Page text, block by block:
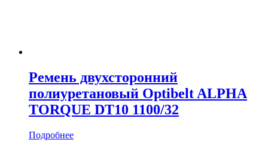
Ремень двухсторонний
полиуретановый Optibelt ALPHA
TORQUE DT10 1100/32
Подробнее